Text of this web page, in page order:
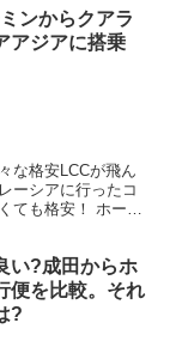
ンからクアラ
アジアに搭乗
な格安LCCが飛ん
ーシアに行ったコ
ても格安！ ホーチ
い?成田からホ
便を比較。それ
?